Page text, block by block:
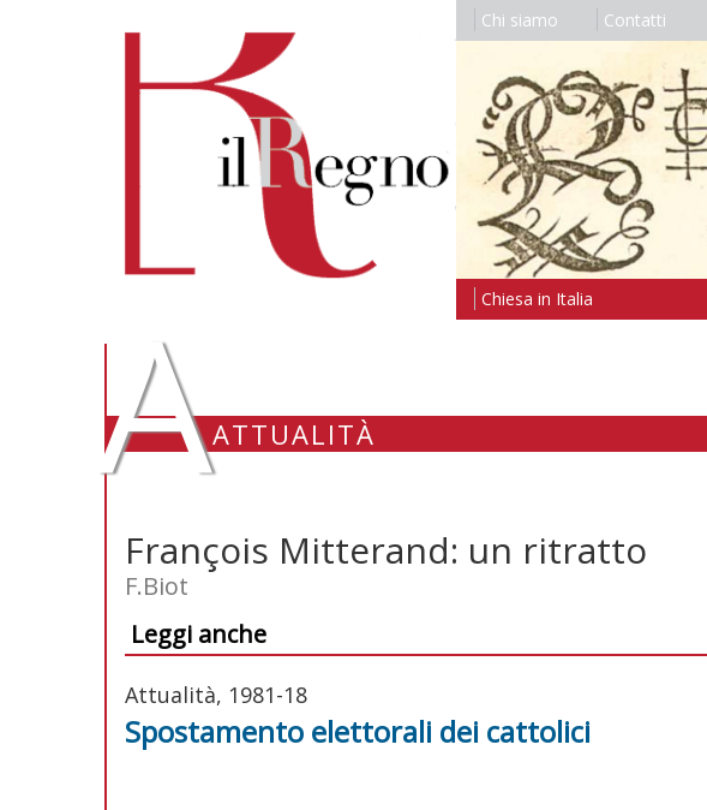
Chi siamo Contatti
Chiesa in Italia
AATTUALITÀ
François Mitterand: un ritratto
F.Biot
Leggi anche
Attualità, 1981-18
Spostamento elettorali dei cattolici